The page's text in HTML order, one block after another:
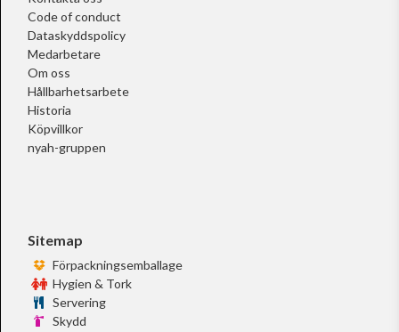
Code of conduct
Dataskyddspolicy
Medarbetare
Om oss
Hållbarhetsarbete
Historia
Köpvillkor
nyah-gruppen
Sitemap
Förpackningsemballage
Hygien & Tork
Servering
Skydd